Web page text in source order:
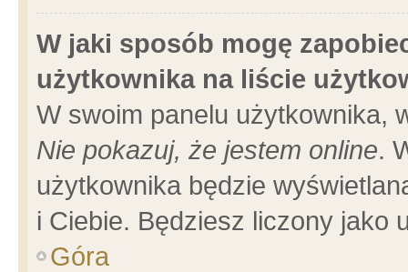
W jaki sposób mogę
użytkownika na liście
W swoim panelu użytkownika,
Nie pokazuj, że jestem online.
użytkownika będzie
i Ciebie. Będziesz liczony jako
Góra